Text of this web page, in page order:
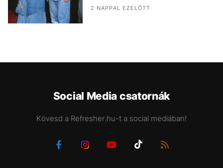
2 NAPPAL EZELŐTT
Social Media csatornák
Kövesd a Refresher.hu-t a social mediában!